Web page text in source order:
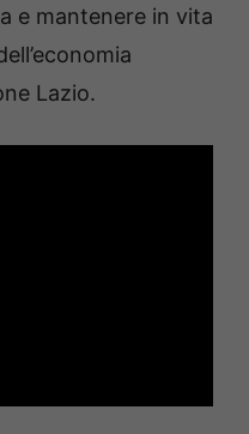
e mantenere in vita
Lazio.